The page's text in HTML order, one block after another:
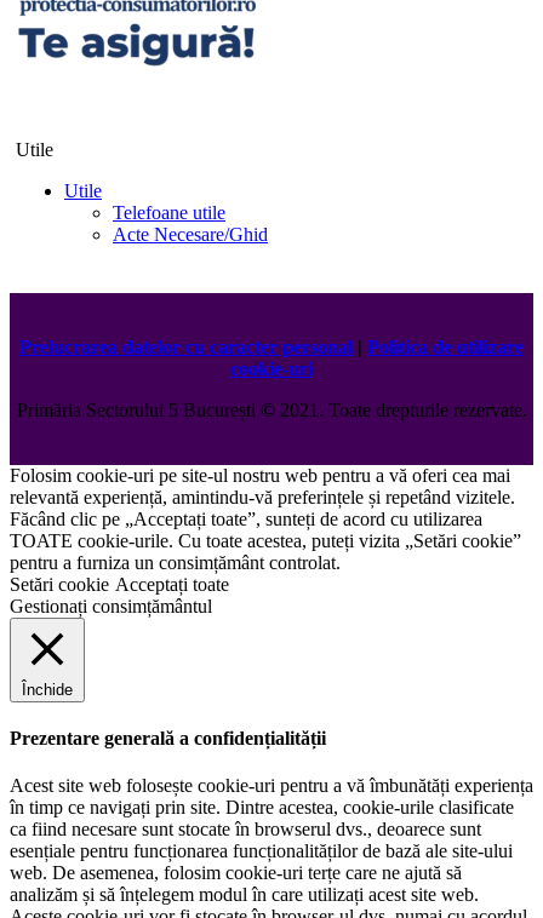
Utile
Utile
Telefoane utile
Acte Necesare/Ghid
Prelucrarea datelor cu caracter personal | Politica de utilizare
cookie-uri
Primăria Sectorului 5 București ©️2021. Toate drepturile rezervate.
Folosim cookie-uri pe site-ul nostru web pentru a vă oferi cea mai
relevantă experiență, amintindu-vă preferințele și repetând vizitele.
Făcând clic pe „Acceptați toate”, sunteți de acord cu utilizarea
TOATE cookie-urile. Cu toate acestea, puteți vizita „Setări cookie”
pentru a furniza un consimțământ controlat.
Setări cookie Acceptați toate
Gestionați consimțământul
Închide
Prezentare generală a confidențialității
Acest site web folosește cookie-uri pentru a vă îmbunătăți experiența
în timp ce navigați prin site. Dintre acestea, cookie-urile clasificate
ca fiind necesare sunt stocate în browserul dvs., deoarece sunt
esențiale pentru funcționarea funcționalităților de bază ale site-ului
web. De asemenea, folosim cookie-uri terțe care ne ajută să
analizăm și să înțelegem modul în care utilizați acest site web.